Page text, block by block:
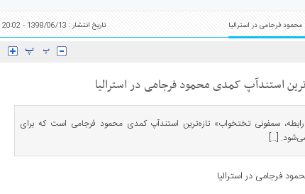
فرجامی در استرالیا تاریخ انتشار : 1398/06/13 - 20:02
استندآپ کمدی محمود فرجامی در استرالیا
رابطه، سمفونی تختخواب» تازه‌ترین استندآپ کمدی محمود فرجامی است که برای
می‌شود. […]